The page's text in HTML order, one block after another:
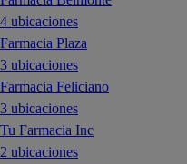
4 ubicaciones
Farmacia Plaza
3 ubicaciones
Farmacia Feliciano
3 ubicaciones
Tu Farmacia Inc
2 ubicaciones